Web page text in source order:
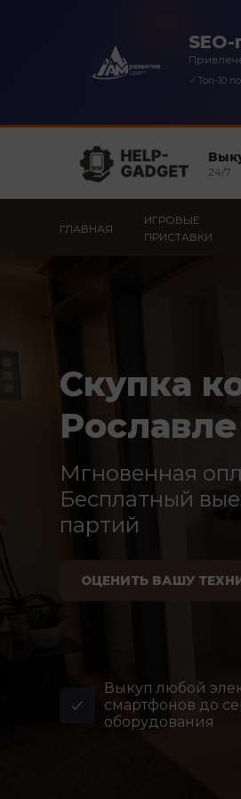
✓Топ-10
24/7
ГЛАВНАЯ
ИГРОВЫЕ
ПРИСТАВКИ
Скупка
Рославле
Мгновенная
Бесплатный
партий
ОЦЕНИТЬ ВАШУ
Выкуп любой
смартфонов до
оборудования